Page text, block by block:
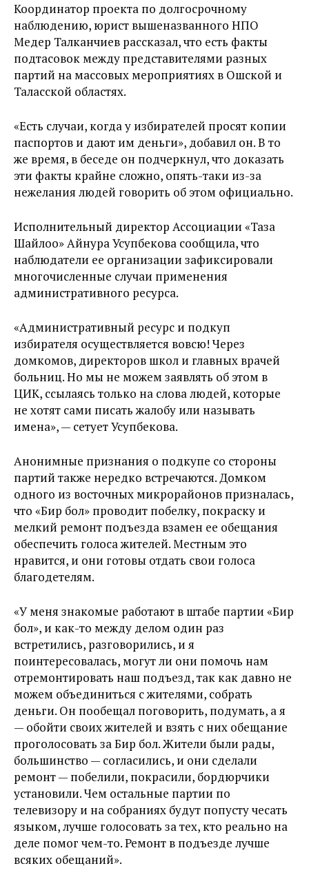
Координатор проекта по долгосрочному
наблюдению, юрист вышеназванного НПО
Медер Талканчиев рассказал, что есть факты
подтасовок между представителями разных
партий на массовых мероприятиях в Ошской и
Таласской областях.
«Есть случаи, когда у избирателей просят копии
паспортов и дают им деньги», добавил он. В то
же время, в беседе он подчеркнул, что доказать
эти факты крайне сложно, опять-таки из-за
нежелания людей говорить об этом официально.
Исполнительный директор Ассоциации «Таза
Шайлоо» Айнура Усупбекова сообщила, что
наблюдатели ее организации зафиксировали
многочисленные случаи применения
административного ресурса.
«Административный ресурс и подкуп
избирателя осуществляется вовсю! Через
домкомов, директоров школ и главных врачей
больниц. Но мы не можем заявлять об этом в
ЦИК, ссылаясь только на слова людей, которые
не хотят сами писать жалобу или называть
имена», — сетует Усупбекова.
Анонимные признания о подкупе со стороны
партий также нередко встречаются. Домком
одного из восточных микрорайонов призналась,
что «Бир бол» проводит побелку, покраску и
мелкий ремонт подъезда взамен ее обещания
обеспечить голоса жителей. Местным это
нравится, и они готовы отдать свои голоса
благодетелям.
«У меня знакомые работают в штабе партии «Бир
бол», и как-то между делом один раз
встретились, разговорились, и я
поинтересовалась, могут ли они помочь нам
отремонтировать наш подъезд, так как давно не
можем объединиться с жителями, собрать
деньги. Он пообещал поговорить, подумать, а я
— обойти своих жителей и взять с них обещание
проголосовать за Бир бол. Жители были рады,
большинство — согласились, и они сделали
ремонт — побелили, покрасили, бордюрчики
установили. Чем остальные партии по
телевизору и на собраниях будут попусту чесать
языком, лучше голосовать за тех, кто реально на
деле помог чем-то. Ремонт в подъезде лучше
всяких обещаний».